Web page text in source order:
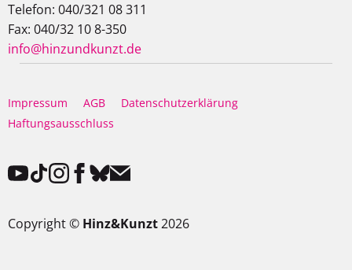
Telefon: 040/321 08 311
Fax: 040/32 10 8-350
info@hinzundkunzt.de
Impressum AGB
Datenschutzerklärung
Haftungsausschluss
Copyright © Hinz&Kunzt2026